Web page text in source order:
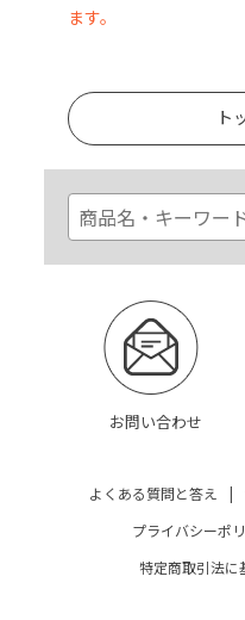
ます。
ト
お問い合わせ
よくある質問と答え |
プライバシーポ
特定商取引法に